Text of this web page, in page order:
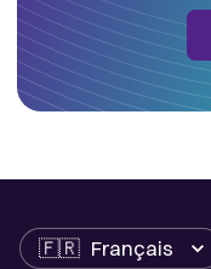
Langue